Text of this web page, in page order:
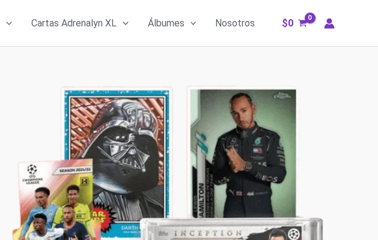
Cartas Adrenalyn XL Álbumes Nosotros $0